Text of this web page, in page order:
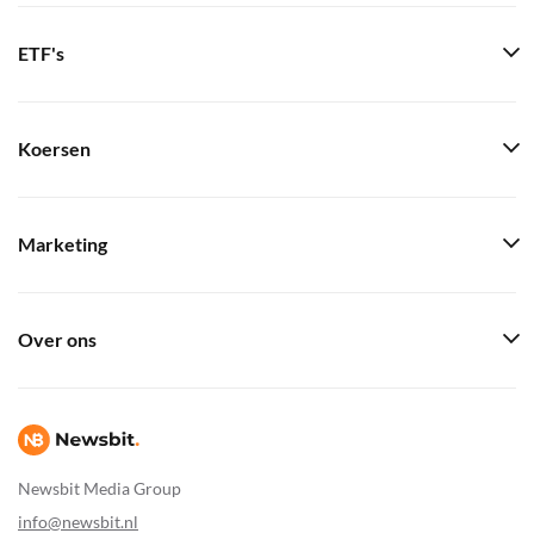
Newsbit Media Group
info@newsbit.nl
ETF's
Koersen
Marketing
Over ons